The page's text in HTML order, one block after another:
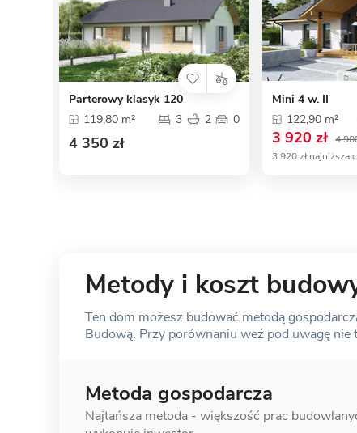
Parterowy klasyk 120
119,80 m²
3 2 0
4 350 zł
Mini 4 w. II
122,90 m²
3 920 zł 4
3 920 zł najniższa
Metody i koszt
Ten dom możesz budować metodą
Budową. Przy porównaniu weź pod uwagę
Metoda gospodarcza
Najtańsza metoda - większość prac